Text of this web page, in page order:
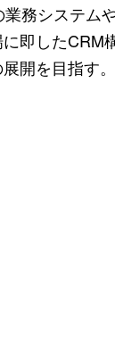
務システム
即したCRM
開を目指す。